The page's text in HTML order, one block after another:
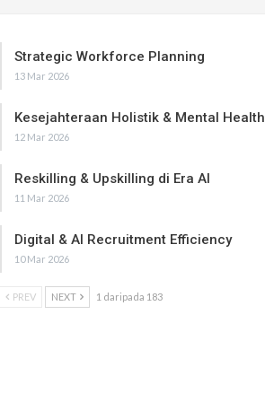
Strategic Workforce Planning
13 Mar 2026
Kesejahteraan Holistik & Mental Health
12 Mar 2026
Reskilling & Upskilling di Era AI
11 Mar 2026
Digital & AI Recruitment Efficiency
10 Mar 2026
PREV NEXT 1 daripada 183